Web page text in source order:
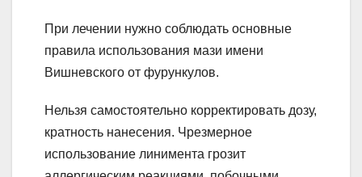
При лечении нужно соблюдать основные
правила использования мази имени
Вишневского от фурункулов.
Нельзя самостоятельно корректировать дозу,
кратность нанесения. Чрезмерное
использование линимента грозит